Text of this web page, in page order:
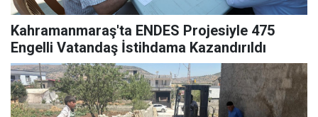
Kahramanmaraş'ta ENDES Projesiyle 475
Engelli Vatandaş İstihdama Kazandırıldı